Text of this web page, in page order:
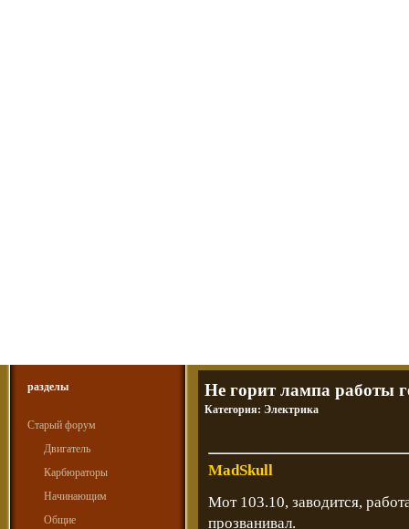
разделы
Старый форум
Двигатель
Карбюраторы
Начинающим
Общие
Не горит лампа работы
Категория: Электрика
MadSkull
Мот 103.10, заводится,
прозванивал.